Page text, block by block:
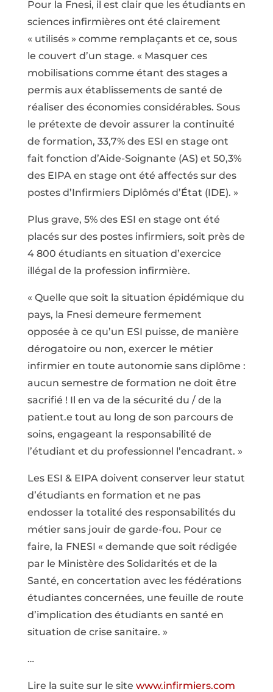
Pour la Fnesi, il est clair que les étudiants en
sciences infirmières ont été clairement
« utilisés » comme remplaçants et ce, sous
le couvert d’un stage. « Masquer ces
mobilisations comme étant des stages a
permis aux établissements de santé de
réaliser des économies considérables. Sous
le prétexte de devoir assurer la continuité
de formation, 33,7% des ESI en stage ont
fait fonction d’Aide-Soignante (AS) et 50,3%
des EIPA en stage ont été affectés sur des
postes d’Infirmiers Diplômés d’État (IDE). »
Plus grave, 5% des ESI en stage ont été
placés sur des postes infirmiers, soit près de
4 800 étudiants en situation d’exercice
illégal de la profession infirmière.
« Quelle que soit la situation épidémique du
pays, la Fnesi demeure fermement
opposée à ce qu’un ESI puisse, de manière
dérogatoire ou non, exercer le métier
infirmier en toute autonomie sans diplôme :
aucun semestre de formation ne doit être
sacrifié ! Il en va de la sécurité du / de la
patient.e tout au long de son parcours de
soins, engageant la responsabilité de
l’étudiant et du professionnel l’encadrant. »
Les ESI & EIPA doivent conserver leur statut
d’étudiants en formation et ne pas
endosser la totalité des responsabilités du
métier sans jouir de garde-fou. Pour ce
faire, la FNESI « demande que soit rédigée
par le Ministère des Solidarités et de la
Santé, en concertation avec les fédérations
étudiantes concernées, une feuille de route
d’implication des étudiants en santé en
situation de crise sanitaire. »
…
Lire la suite sur le site www.infirmiers.com